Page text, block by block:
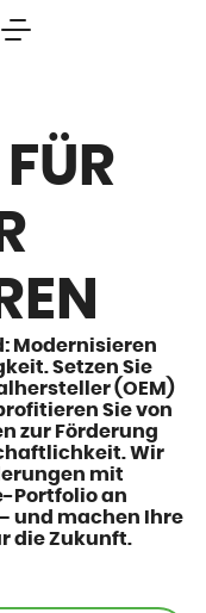
Modernisieren
Setzen Sie
(OEM)
Sie von
zur Förderung
Wir
mit
Portfolio an
und machen Ihre
die Zukunft.